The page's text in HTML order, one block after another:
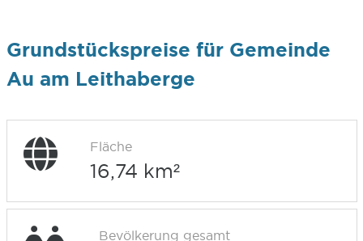
Grundstückspreise für Gemeinde
Au am Leithaberge
Fläche
16,74 km²
Bevölkerung gesamt